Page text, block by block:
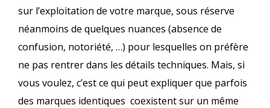
sur l’exploitation de votre marque, sous réserve
néanmoins de quelques nuances (absence de
confusion, notoriété, …) pour lesquelles on préfère
ne pas rentrer dans les détails techniques. Mais, si
vous voulez, c’est ce qui peut expliquer que parfois
des marques identiques coexistent sur un même